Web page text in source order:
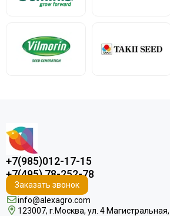
+7(985)012-17-15
+7(495) 78-252-78
Заказать звонок
info@alexagro.com
123007, г.Москва, ул. 4